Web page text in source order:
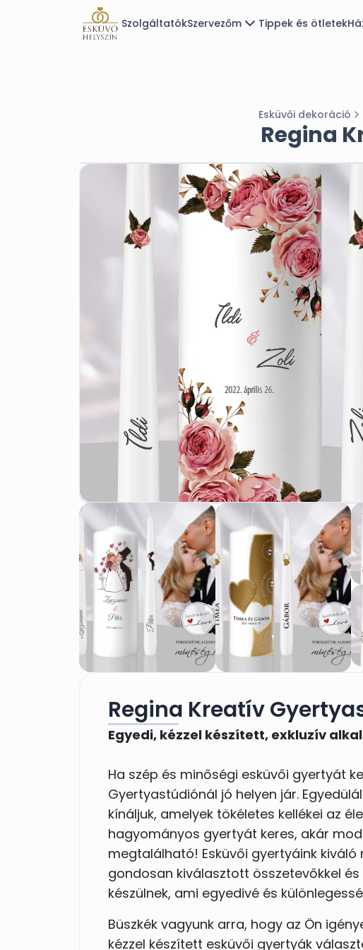
SzolgáltatókSzervezőm Tippek és ötletek
Esküvői dekoráció
Regina
Regina Kreatív
Egyedi, kézzel készített, exkluzív
Ha szép és minőségi esküvői gyertyát
Gyertyastúdiónál jó helyen jár.
kínáljuk, amelyek tökéletes kellékei az
hagyományos gyertyát keres, akár
megtalálható! Esküvői gyertyáink kiváló
gondosan kiválasztott összetevőkkel és
készülnek, ami egyedivé és
Büszkék vagyunk arra, hogy az Ön
kézzel készített esküvői gyertyák